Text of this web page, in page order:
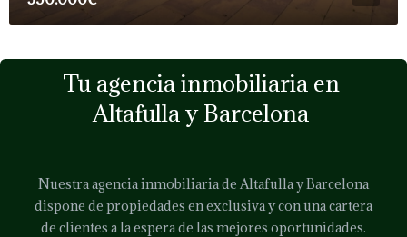
Tu agencia inmobiliaria en
Altafulla y Barcelona
Nuestra agencia inmobiliaria de Altafulla y Barcelona
dispone de propiedades en exclusiva y con una cartera
de clientes a la espera de las mejores oportunidades.